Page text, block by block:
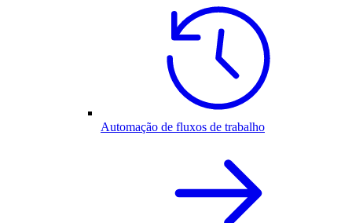
Automação de fluxos de trabalho